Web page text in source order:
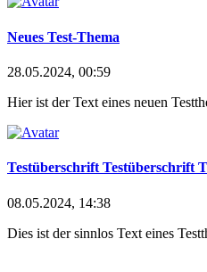
Neues Test-Thema
28.05.2024, 00:59
Hier ist der Text eines neuen
Testüberschrift Testüberschrift
08.05.2024, 14:38
Dies ist der sinnlos Text eines